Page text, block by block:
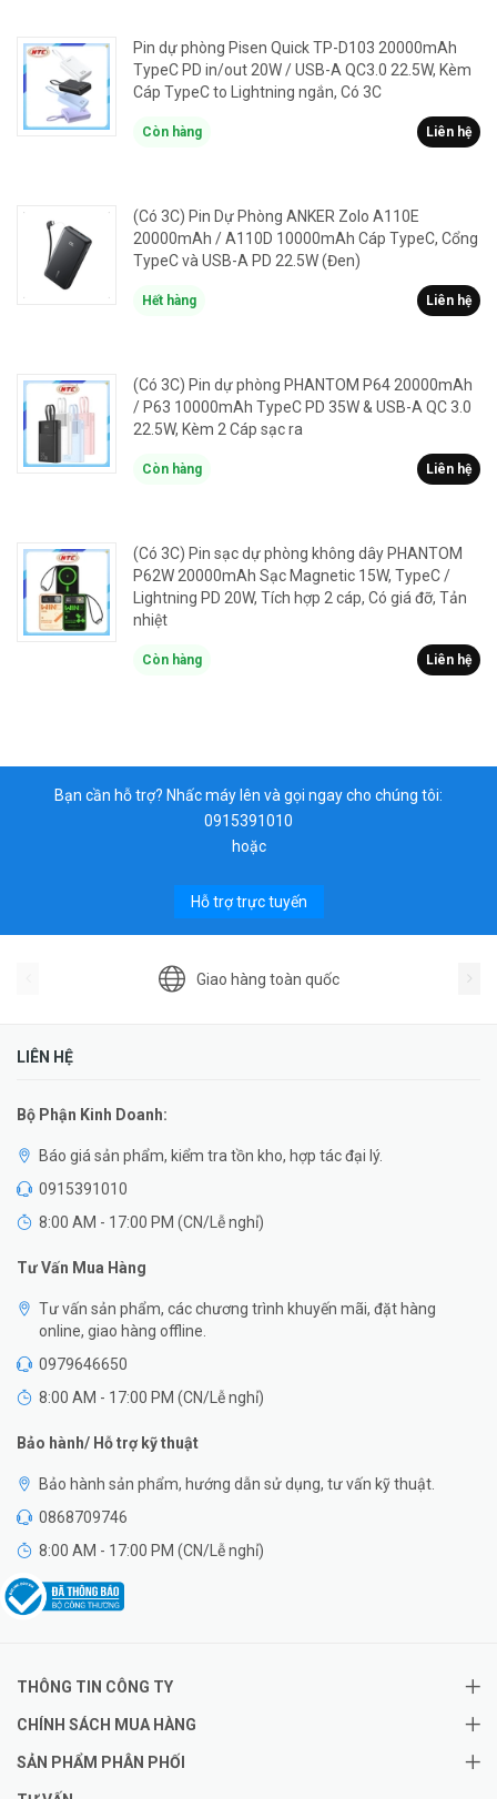
Pin dự phòng Pisen Quick TP-D103 20000mAh
TypeC PD in/out 20W / USB-A QC3.0 22.5W, Kèm
Cáp TypeC to Lightning ngắn, Có 3C
Còn hàng Liên hệ
(Có 3C) Pin Dự Phòng ANKER Zolo A110E
20000mAh / A110D 10000mAh Cáp TypeC, Cổng
TypeC và USB-A PD 22.5W (Đen)
Hết hàng Liên hệ
(Có 3C) Pin dự phòng PHANTOM P64 20000mAh
/ P63 10000mAh TypeC PD 35W & USB-A QC 3.0
22.5W, Kèm 2 Cáp sạc ra
Còn hàng Liên hệ
(Có 3C) Pin sạc dự phòng không dây PHANTOM
P62W 20000mAh Sạc Magnetic 15W, TypeC /
Lightning PD 20W, Tích hợp 2 cáp, Có giá đỡ, Tản
nhiệt
Còn hàng Liên hệ
Bạn cần hỗ trợ? Nhấc máy lên và gọi ngay cho chúng tôi:
0915391010
hoặc
Hỗ trợ trực tuyến
Giao hàng toàn quốc
LIÊN HỆ
Bộ Phận Kinh Doanh:
Báo giá sản phẩm, kiểm tra tồn kho, hợp tác đại lý.
0915391010
8:00 AM - 17:00 PM (CN/Lễ nghỉ)
Tư Vấn Mua Hàng
Tư vấn sản phẩm, các chương trình khuyến mãi, đặt hàng
online, giao hàng offline.
0979646650
8:00 AM - 17:00 PM (CN/Lễ nghỉ)
Bảo hành/ Hỗ trợ kỹ thuật
Bảo hành sản phẩm, hướng dẫn sử dụng, tư vấn kỹ thuật.
0868709746
8:00 AM - 17:00 PM (CN/Lễ nghỉ)
THÔNG TIN CÔNG TY
CHÍNH SÁCH MUA HÀNG
SẢN PHẨM PHÂN PHỐI